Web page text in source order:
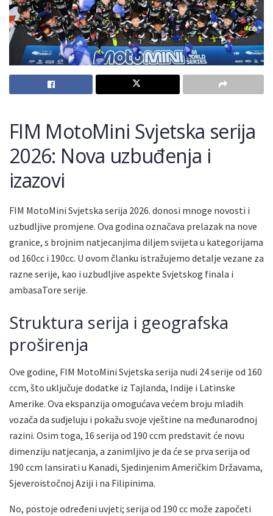
FIM MotoMini Svjetska serija
2026: Nova uzbuđenja i
izazovi
FIM MotoMini Svjetska serija 2026. donosi mnoge novosti i
uzbudljive promjene. Ova godina označava prelazak na nove
granice, s brojnim natjecanjima diljem svijeta u kategorijama
od 160cc i 190cc. U ovom članku istražujemo detalje vezane za
razne serije, kao i uzbudljive aspekte Svjetskog finala i
ambasaTore serije.
Struktura serija i geografska
proširenja
Ove godine, FIM MotoMini Svjetska serija nudi 24 serije od 160
ccm, što uključuje dodatke iz Tajlanda, Indije i Latinske
Amerike. Ova ekspanzija omogućava većem broju mladih
vozača da sudjeluju i pokažu svoje vještine na međunarodnoj
razini. Osim toga, 16 serija od 190 ccm predstavit će novu
dimenziju natjecanja, a zanimljivo je da će se prva serija od
190 ccm lansirati u Kanadi, Sjedinjenim Američkim Državama,
Sjeveroistočnoj Aziji i na Filipinima.
No, postoje određeni uvjeti; serija od 190 cc može započeti